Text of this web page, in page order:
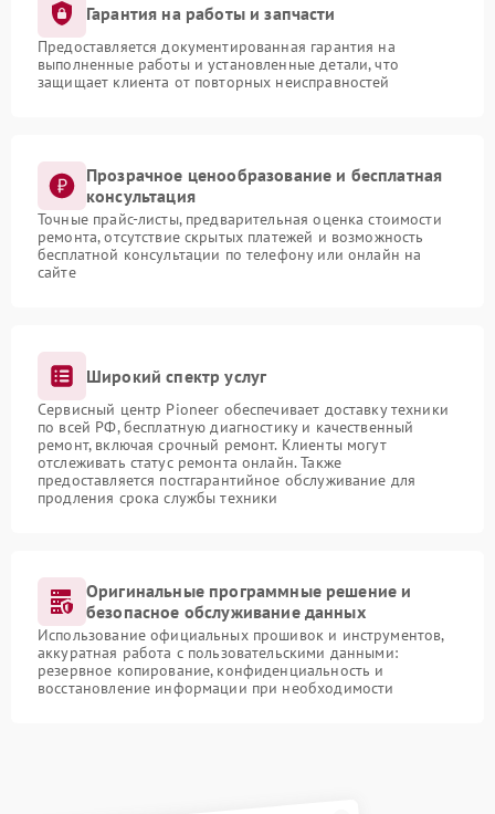
Гарантия на работы и запчасти
Предоставляется документированная гарантия на
выполненные работы и установленные детали, что
защищает клиента от повторных неисправностей
Прозрачное ценообразование и бесплатная
консультация
Точные прайс-листы, предварительная оценка стоимости
ремонта, отсутствие скрытых платежей и возможность
бесплатной консультации по телефону или онлайн на
сайте
Широкий спектр услуг
Сервисный центр Pioneer обеспечивает доставку техники
по всей РФ, бесплатную диагностику и качественный
ремонт, включая срочный ремонт. Клиенты могут
отслеживать статус ремонта онлайн. Также
предоставляется постгарантийное обслуживание для
продления срока службы техники
Оригинальные программные решение и
безопасное обслуживание данных
Использование официальных прошивок и инструментов,
аккуратная работа с пользовательскими данными:
резервное копирование, конфиденциальность и
восстановление информации при необходимости